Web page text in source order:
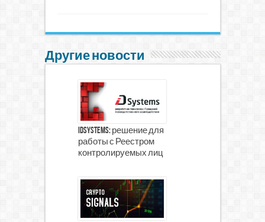
Другие новости
iDSystems: решение для
работы с Реестром
контролируемых лиц